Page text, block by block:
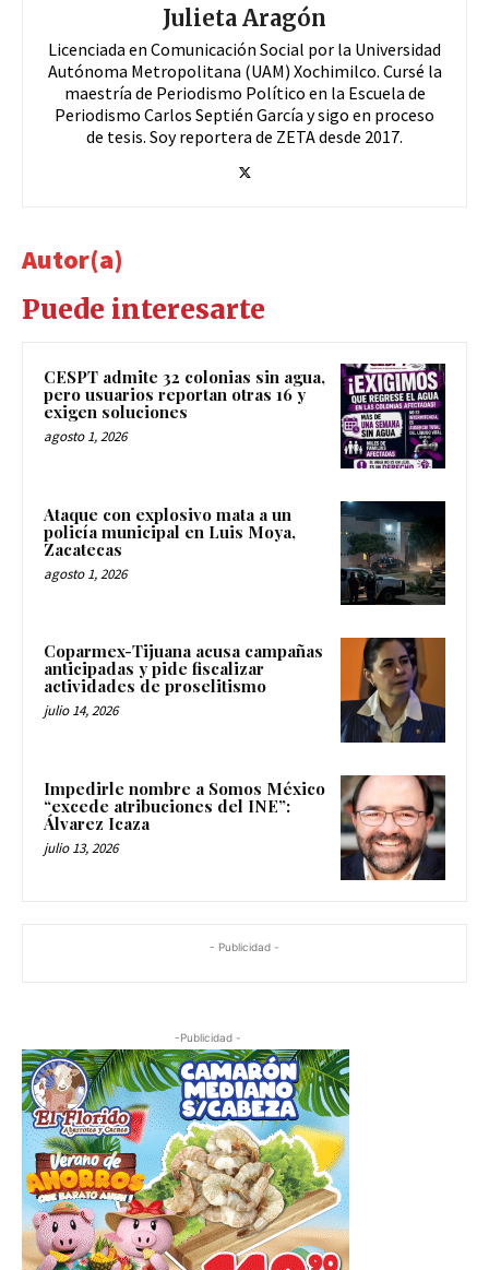
Julieta Aragón
Licenciada en Comunicación Social por la Universidad
Autónoma Metropolitana (UAM) Xochimilco. Cursé la
maestría de Periodismo Político en la Escuela de
Periodismo Carlos Septién García y sigo en proceso
de tesis. Soy reportera de ZETA desde 2017.
Autor(a)
Puede interesarte
CESPT admite 32 colonias sin agua,
pero usuarios reportan otras 16 y
exigen soluciones
agosto 1, 2026
Ataque con explosivo mata a un
policía municipal en Luis Moya,
Zacatecas
agosto 1, 2026
Coparmex-Tijuana acusa campañas
anticipadas y pide fiscalizar
actividades de proselitismo
julio 14, 2026
Impedirle nombre a Somos México
“excede atribuciones del INE”:
Álvarez Icaza
julio 13, 2026
- Publicidad -
-Publicidad -